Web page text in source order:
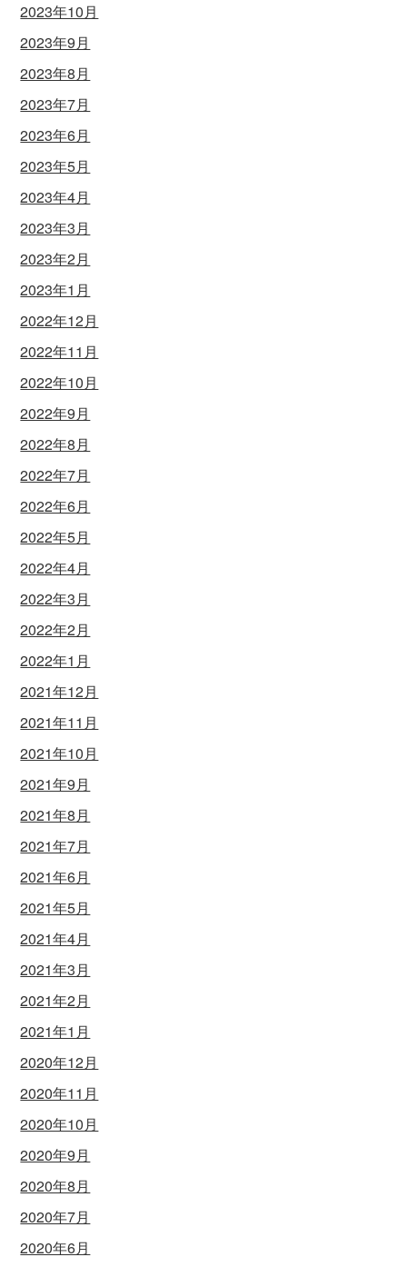
2023年10月
2023年9月
2023年8月
2023年7月
2023年6月
2023年5月
2023年4月
2023年3月
2023年2月
2023年1月
2022年12月
2022年11月
2022年10月
2022年9月
2022年8月
2022年7月
2022年6月
2022年5月
2022年4月
2022年3月
2022年2月
2022年1月
2021年12月
2021年11月
2021年10月
2021年9月
2021年8月
2021年7月
2021年6月
2021年5月
2021年4月
2021年3月
2021年2月
2021年1月
2020年12月
2020年11月
2020年10月
2020年9月
2020年8月
2020年7月
2020年6月